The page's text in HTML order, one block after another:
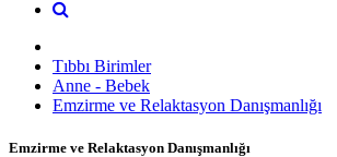
Tıbbı Birimler
Anne - Bebek
Emzirme ve Relaktasyon Danışmanlığı
Emzirme ve Relaktasyon Danışmanlığı